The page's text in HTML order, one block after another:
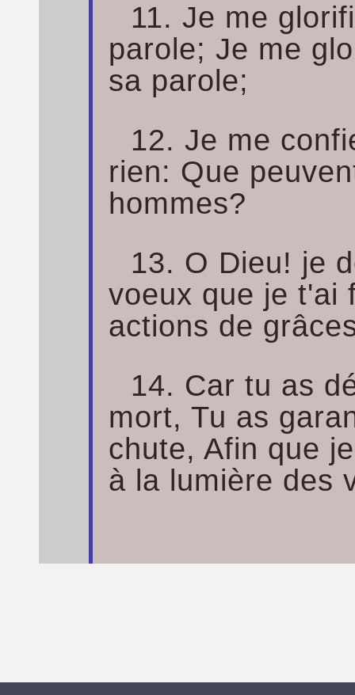
11. Je me
parole; Je me
sa parole;
12. Je me
rien: Que
hommes?
13. O Dieu! je
voeux que je t'ai
actions de
14. Car tu as
mort, Tu as
chute, Afin que
à la lumière des